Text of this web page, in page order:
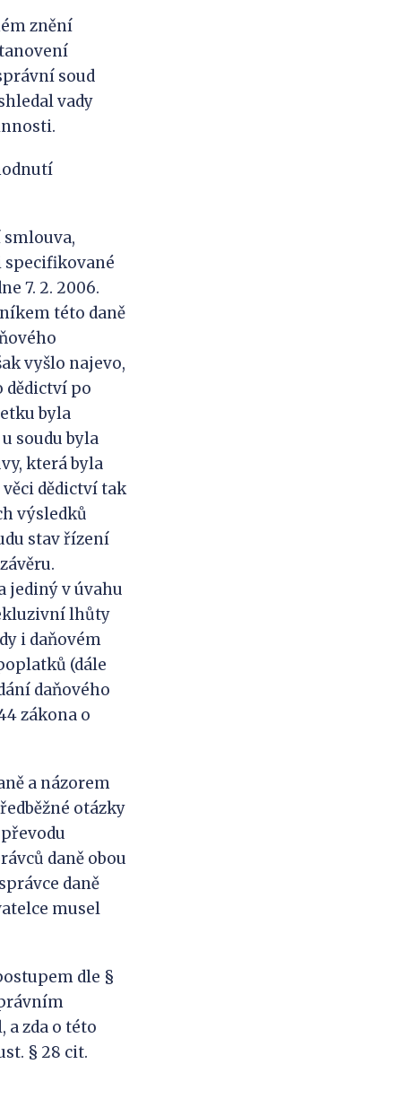
znění
soud
vady
smlouva,
7. 2. 2006.
této daně
vyšlo najevo,
dědictví po
byla
soudu byla
která byla
dědictví tak
výsledků
stav řízení
jediný v úvahu
lhůty
i daňovém
(dále
daňového
zákona o
a názorem
otázky
daně obou
daně
musel
dle §
a zda o této
§ 28 cit.